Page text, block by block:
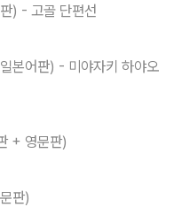
) - 고골 단편선
본어판) - 미야자키 하야오
+ 영문판)
판)